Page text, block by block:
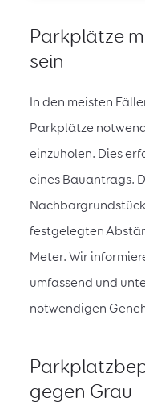
Parkplätze
sein
In den meisten
Parkplätze
einzuholen. Dies
eines Bauantrags.
festgelegten
Meter. Wir
umfassend und
notwendigen
gegen Grau